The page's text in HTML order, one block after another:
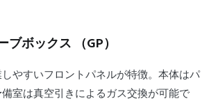
ボックス （GP）
やすいフロントパネルが特徴。本体はパ
室は真空引きによるガス交換が可能で